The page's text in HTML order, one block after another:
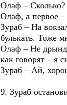
Олаф –
Олаф, а первое –
Зураб – На
булькать. Тоже
Олаф – Не
как говорят – я
Зураб – Ай,
9. Зураб